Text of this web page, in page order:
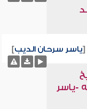
[ياسر سرحان الديب]
-ياسر